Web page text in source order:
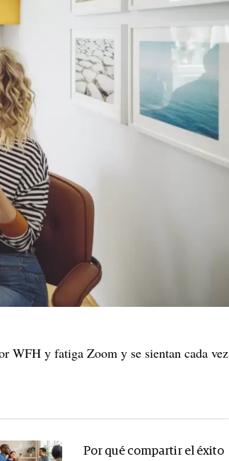
WFH y fatiga Zoom y se sientan cada vez
Por qué compartir el éxito